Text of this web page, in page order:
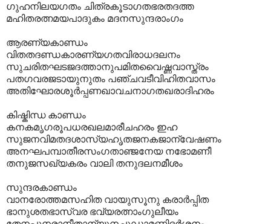
ഗുഹനിലയഗതം ചിത്രകൂടാഗതഭരതദത്ത
മഹിതരത്നമയപാദുകം മദനസുന്ദരാംഗം
ആരണ്യകാണ്ഡം
വിതതദണ്ഡകാരണ്യഗതവിരാധദലനം
സുചരിതഘടജദത്താനുപമിതവൈഷ്ണവാസ്ത്രം
പതഗവരജടായുനുതം പഞ്ചവടീവിഹിതവാസം
അതിഘോരശൂർപ്പണഖാവചനാഗതഖരാദിഹരം
കിഷ്കിന്ധ കാണ്ഡം
കനകമൃഗരൂപധരഖലമാരീചഹരം ഇഹ
സുജനവിമതദശാസ്യഹൃതജനകജാന്വേഷണം
അനഘപമ്പാതീരസംഗതാഞ്ജനേയ നഭോമണീ
തനുജസഖ്യകരം വാലി തനുദലനമീശം
സുന്ദരകാണ്ഡം
വാനരോത്തമസഹിത വായുസൂനു കരാർപ്പിത
ഭാനുശതഭാസ്വര ഭവ്യരത്നാംഗുലീയം